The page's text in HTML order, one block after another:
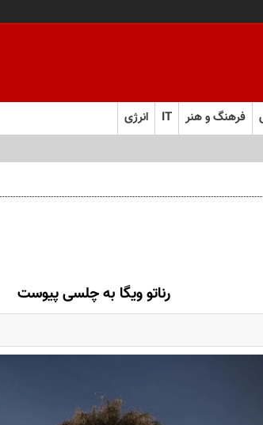
فرهنگ و هنر IT انرژی
رناتو ویگا به چلسی پیوست